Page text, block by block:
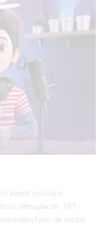
kendi youtube
olmuşlardır. TRT
hem de mobil